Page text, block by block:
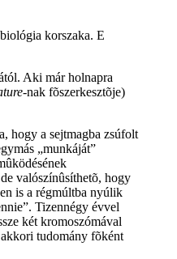
korszaka. E
Aki már holnapra
-nak fõszerkesztõje)
hogy a sejtmagba zsúfolt
„munkáját”
valószínûsíthetõ, hogy
is a régmúltba nyúlik
Tizennégy évvel
két kromoszómával
akkori tudomány fõként